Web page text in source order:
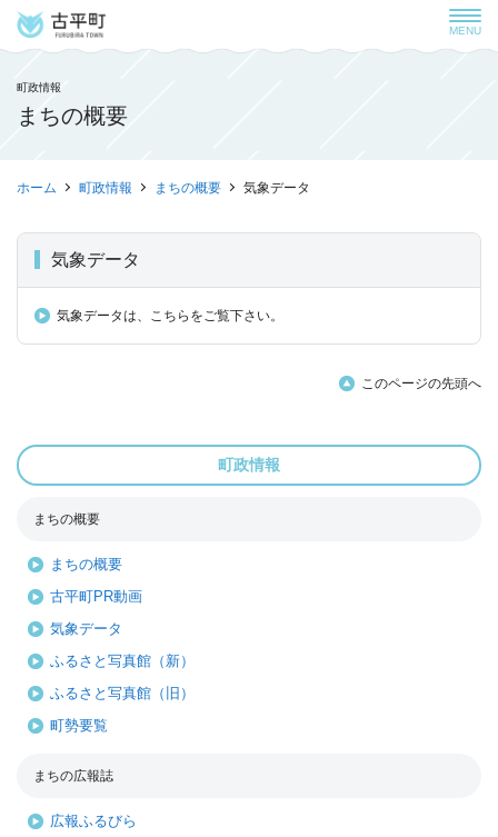
MENU
町政情報
まちの概要
ホーム 町政情報 まちの概要 気象データ
気象データ
気象データは、こちらをご覧下さい。
このページの先頭へ
町政情報
まちの概要
まちの概要
古平町PR動画
気象データ
ふるさと写真館（新）
ふるさと写真館（旧）
町勢要覧
まちの広報誌
広報ふるびら